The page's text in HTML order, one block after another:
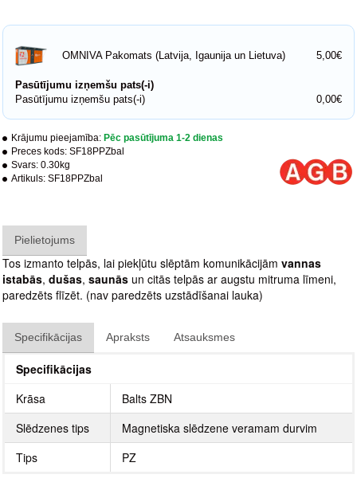
Krājumu pieejamība: Pēc pasūtījuma 1-2 dienas
Preces kods: SF18PPZbal
Svars: 0.30kg
Artikuls: SF18PPZbal
OMNIVA Pakomats (Latvija, Igaunija un Lietuva) 5,00€
Pasūtījumu izņemšu pats(-i)
Pasūtījumu izņemšu pats(-i)
0,00€
Pielietojums
Tos izmanto telpās, lai piekļūtu slēptām komunikācijām vannas
istabās, dušas, saunās un citās telpās ar augstu mitruma līmeni,
paredzēts flīzēt. (nav paredzēts uzstādīšanai lauka)
Specifikācijas Apraksts Atsauksmes
Specifikācijas
Krāsa
Balts ZBN
Slēdzenes tips
Magnetiska slēdzene veramam durvim
Tips
PZ